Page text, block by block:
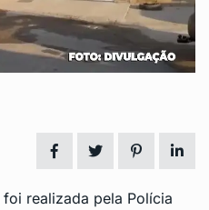
foi realizada pela Polícia